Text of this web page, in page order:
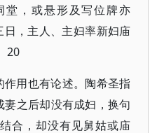
堂，或悬形及写位牌亦
日，主人、主妇率新妇庙
20
作用也有论述。陶希圣指
妻之后却没有成妇，换句
合，却没有见舅姑或庙